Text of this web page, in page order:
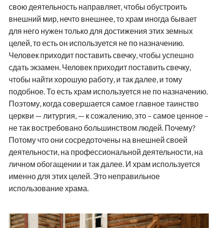
свою деятельность направляет, чтобы обустроить
внешний мир, нечто внешнее, то храм иногда бывает
для него нужен только для достижения этих земных
целей, то есть он используется не по назначению.
Человек приходит поставить свечку, чтобы успешно
сдать экзамен. Человек приходит поставить свечку,
чтобы найти хорошую работу, и так далее, и тому
подобное. То есть храм используется не по назначению.
Поэтому, когда совершается самое главное таинство
церкви — литургия, — к сожалению, это – самое ценное –
не так востребовано большинством людей. Почему?
Потому что они сосредоточены на внешней своей
деятельности, на профессиональной деятельности, на
личном обогащении и так далее. И храм используется
именно для этих целей. Это неправильное
использование храма.